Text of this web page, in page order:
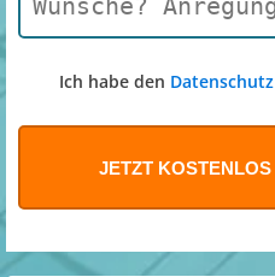
Ich habe den Datenschutz